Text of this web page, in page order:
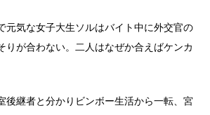
元気な女子大生ソルはバイト中に外交官の
りが合わない。二人はなぜか合えばケンカ
後継者と分かりビンボー生活から一転、宮